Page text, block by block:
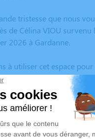
tristesse que nous
de Célina VIOU survenu
2026 à Gardanne.
à utiliser cet espace pour
partager des photos
vos pensées à travers
Cet endroit est un lieu
à honorer la mémoire de